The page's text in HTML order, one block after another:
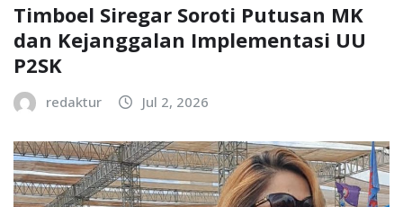
Timboel Siregar Soroti Putusan MK
dan Kejanggalan Implementasi UU
P2SK
redaktur Jul 2, 2026